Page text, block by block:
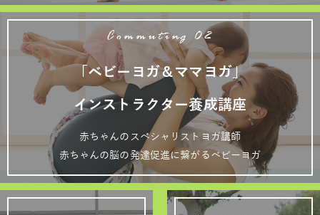
Commuting 02
「ベビーヨガ＆ママヨガ」
インストラクター養成講座
赤ちゃんのスペシャリストヨガ講師
赤ちゃんの脳の発達促進に繋がるベビーヨガ